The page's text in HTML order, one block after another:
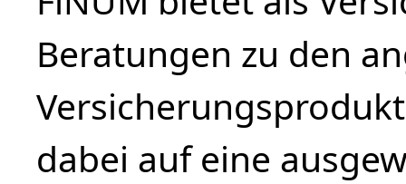
Beratungen zu den
dabei auf eine